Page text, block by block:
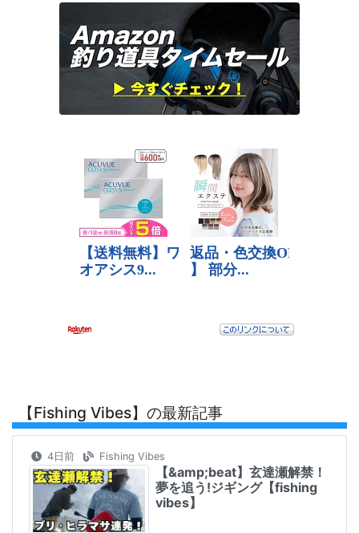
【Fishing Vibes】の最新記事
4日前 Fishing Vibes
【&amp;beat】玄達瀬解禁！
夢を追う!ジギング【fishing
vibes】